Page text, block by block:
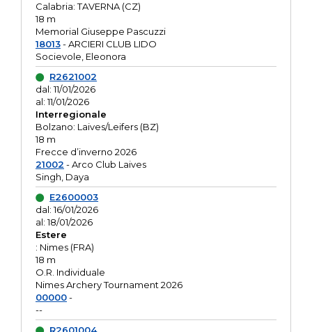
Calabria: TAVERNA (CZ)
18 m
Memorial Giuseppe Pascuzzi
18013- ARCIERI CLUB LIDO
Socievole, Eleonora
R2621002
dal: 11/01/2026
al: 11/01/2026
Interregionale
Bolzano: Laives/Leifers (BZ)
18 m
Frecce d’inverno 2026
21002 - Arco Club Laives
Singh, Daya
E2600003
dal: 16/01/2026
al: 18/01/2026
Estere
: Nimes (FRA)
18 m
O.R. Individuale
Nimes Archery Tournament 2026
00000-
--